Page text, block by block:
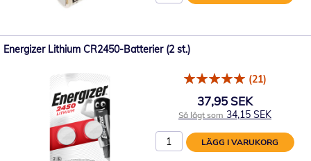
Energizer Lithium CR2450-Batterier (2 st.)
(21)
37,95 SEK
Så lågt som 34,15 SEK
LÄGG I VARUKORG